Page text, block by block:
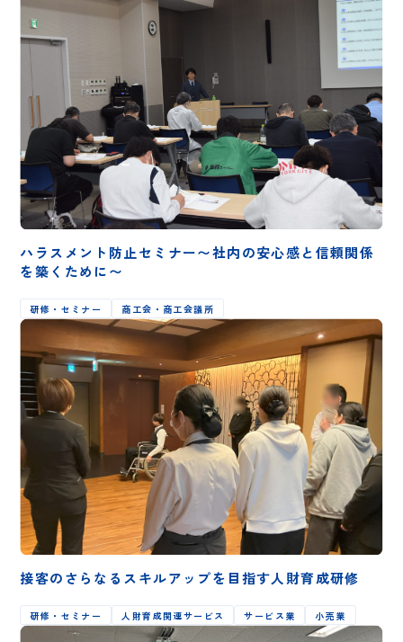
ハラスメント防止セミナー〜社内の安心感と信頼関係
を築くために〜
研修・セミナー 商工会・商工会議所
接客のさらなるスキルアップを目指す人財育成研修
研修・セミナー 人財育成関連サービス サービス業 小売業